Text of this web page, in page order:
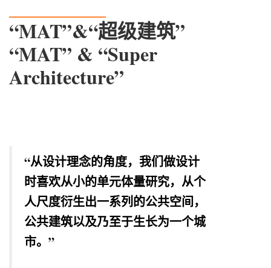
“MAT”&“超级建筑”
“MAT” & “Super
Architecture”
“从设计理念的角度，我们做设计
时喜欢从小的单元体量研究，从个
人尺度衍生出一系列的公共空间，
公共建筑以及乃至于生长为一个城
市。”